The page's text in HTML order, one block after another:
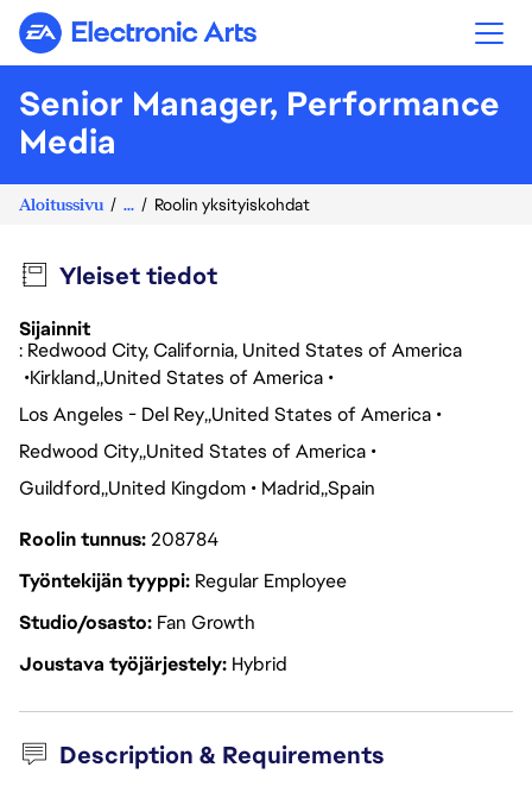
Electronic Arts
Senior Manager, Performance
Media
Aloitussivu ... Roolin yksityiskohdat
Yleiset tiedot
Sijainnit
: Redwood City, California, United States of America
Kirkland United States of America
Los Angeles - Del Rey United States of America
Redwood City United States of America
Guildford United Kingdom Madrid Spain
Roolin tunnus208784
Työntekijän tyyppi Regular Employee
Studio/osasto Fan Growth
Joustava työjärjestely Hybrid
Description & Requirements